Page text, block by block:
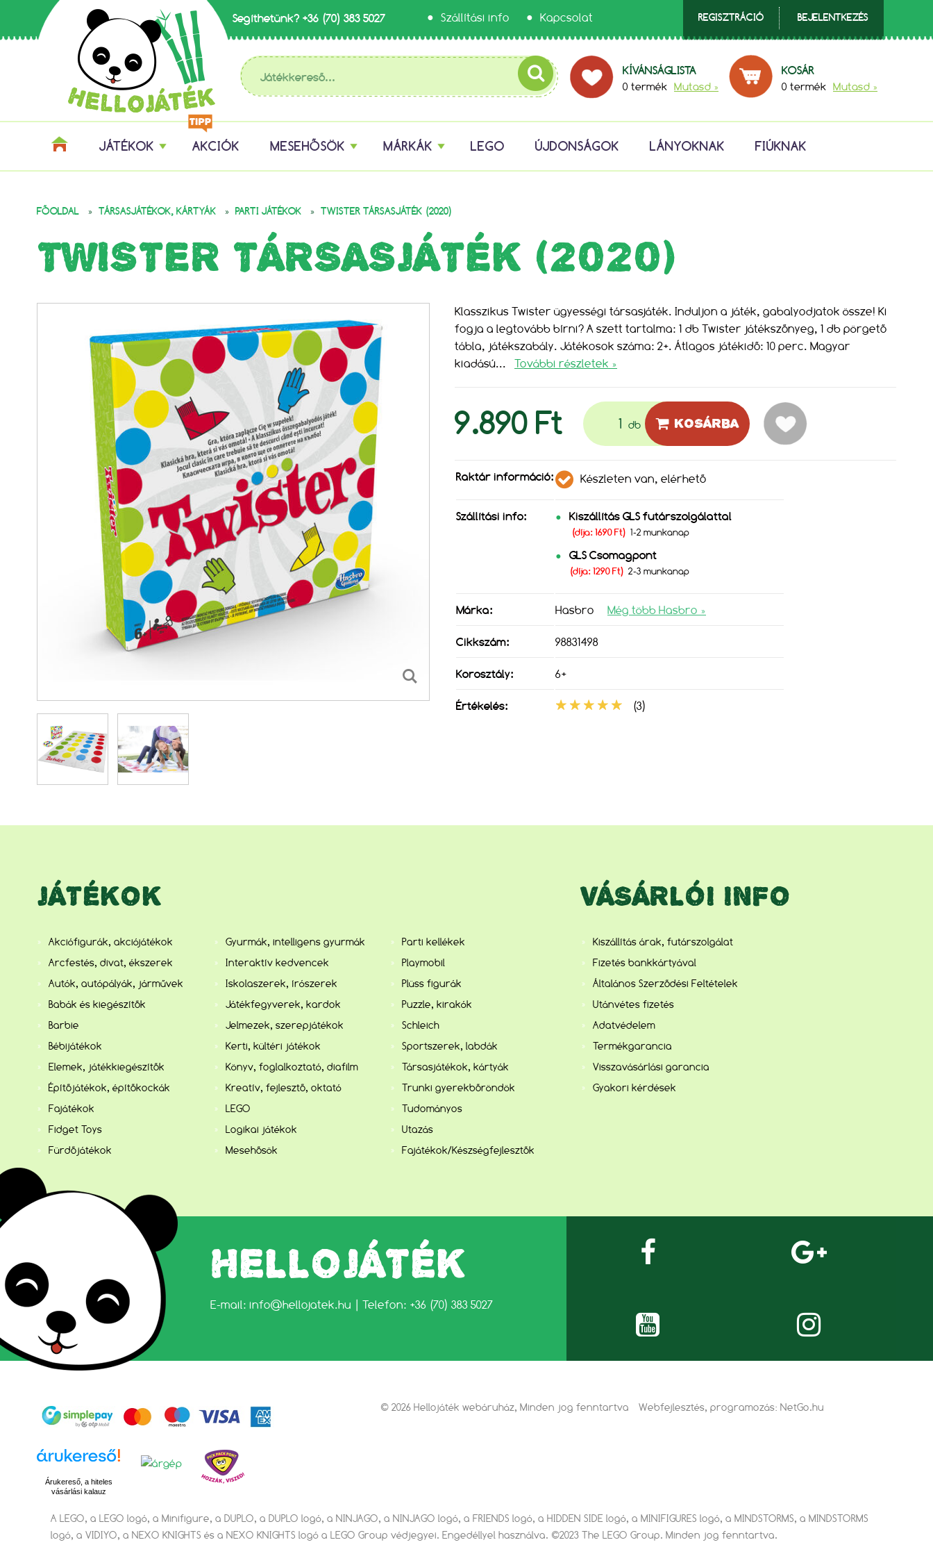
Segíthetünk? +36 (70) 383 5027 Szállítási info Kapcsolat REGISZTRÁCIÓ BEJELENTKEZÉS
KÍVÁNSÁGLISTA
0 termék Mutasd »
KOSÁR
0 termék Mutasd »
JÁTÉKOK AKCIÓK MESEHŐSÖK MÁRKÁK LEGO ÚJDONSÁGOK LÁNYOKNAK FIÚKNAK
FŐOLDAL » TÁRSASJÁTÉKOK, KÁRTYÁK » PARTI JÁTÉKOK » TWISTER TÁRSASJÁTÉK (2020)
TWISTER TÁRSASJÁTÉK (2020)
Klasszikus Twister ügyességi társasjáték. Induljon a játék, gabalyodjatok össze! Ki
fogja a legtovább bírni? A szett tartalma: 1 db Twister játékszőnyeg, 1 db pörgető
tábla, játékszabály. Játékosok száma: 2+. Átlagos játékidő: 10 perc. Magyar
kiadású... További részletek »
9.890 Ft db KOSÁRBA
Raktár információ: Készleten van, elérhető
Szállítási info: Kiszállítás GLS futárszolgálattal
(díja: 1690 Ft) 1-2 munkanap
GLS Csomagpont
(díja: 1290 Ft) 2-3 munkanap
Márka: Hasbro Még több Hasbro »
Cikkszám: 98831498
Korosztály: 6+
Értékelés: (3)
JÁTÉKOK
Akciófigurák, akciójátékok
Arcfestés, divat, ékszerek
Autók, autópályák, járművek
Babák és kiegészítők
Barbie
Bébijátékok
Elemek, játékkiegészítők
Építőjátékok, építőkockák
Fajátékok
Fidget Toys
Fürdőjátékok
Gyurmák, intelligens gyurmák
Interaktív kedvencek
Iskolaszerek, írószerek
Játékfegyverek, kardok
Jelmezek, szerepjátékok
Kerti, kültéri játékok
Könyv, foglalkoztató, diafilm
Kreatív, fejlesztő, oktató
LEGO
Logikai játékok
Mesehősök
Parti kellékek
Playmobil
Plüss figurák
Puzzle, kirakók
Schleich
Sportszerek, labdák
Társasjátékok, kártyák
Trunki gyerekbőröndök
Tudományos
Utazás
Fajátékok/Készségfejlesztők
VÁSÁRLÓI INFO
Kiszállítás árak, futárszolgálat
Fizetés bankkártyával
Általános Szerződési Feltételek
Utánvétes fizetés
Adatvédelem
Termékgarancia
Visszavásárlási garancia
Gyakori kérdések
HELLOJÁTÉK
E-mail: info@hellojatek.hu | Telefon: +36 (70) 383 5027
Árukereső, a hiteles
vásárlási kalauz
© 2026 Hellojáték webáruház, Minden jog fenntartva Webfejlesztés, programozás: NetGo.hu
A LEGO, a LEGO logó, a Minifigure, a DUPLO, a DUPLO logó, a NINJAGO, a NINJAGO logó, a FRIENDS logó, a HIDDEN SIDE logó, a MINIFIGURES logó, a MINDSTORMS, a MINDSTORMS
logó, a VIDIYO, a NEXO KNIGHTS és a NEXO KNIGHTS logó a LEGO Group védjegyei. Engedéllyel használva. ©2023 The LEGO Group. Minden jog fenntartva.